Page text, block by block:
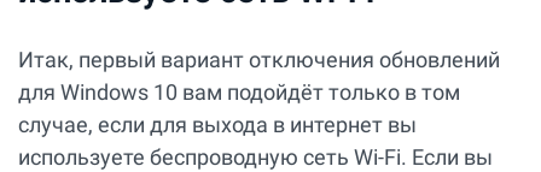
Итак, первый вариант отключения обновлений
для Windows 10 вам подойдёт только в том
случае, если для выхода в интернет вы
используете беспроводную сеть Wi-Fi. Если вы